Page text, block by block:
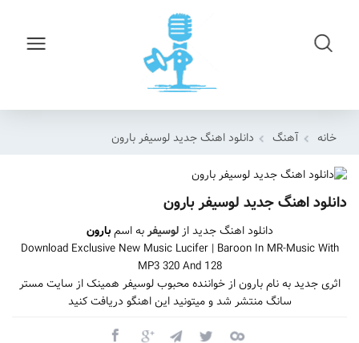
خانه آهنگ دانلود اهنگ جدید لوسیفر بارون
دانلود اهنگ جدید لوسیفر بارون
دانلود اهنگ جدید ازلوسیفربه اسمبارون
Download Exclusive New Music Lucifer | Baroon In MR-Music With
MP3 320 And 128
اثری جدید به نام بارون از خواننده محبوب لوسیفر همینک از سایت مستر
سانگ منتشر شد و میتونید این اهنگو دریافت کنید